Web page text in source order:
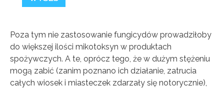
Poza tym nie zastosowanie fungicydów prowadziłoby
do większej ilości mikotoksyn w produktach
spożywczych. A te, oprócz tego, że w dużym stężeniu
mogą zabić (zanim poznano ich działanie, zatrucia
całych wiosek i miasteczek zdarzały się notorycznie),